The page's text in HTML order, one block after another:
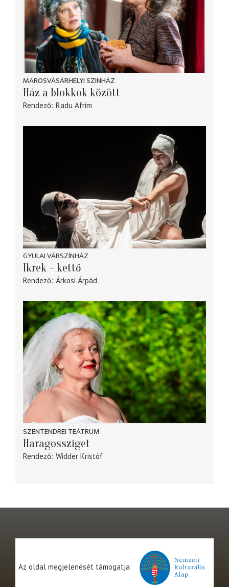
MAROSVÁSÁRHELYI SZINHÁZ
Ház a blokkok között
Rendező Radu Afrim
GYULAI VÁRSZÍNHÁZ
Ikrek – kettő
Rendező Árkosi Árpád
SZENTENDREI TEÁTRUM
Haragossziget
Rendező Widder Kristóf
Az oldal megjelenését támogatja: